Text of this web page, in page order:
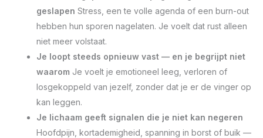
geslapen Stress, een te volle agenda of een burn-out
hebben hun sporen nagelaten. Je voelt dat rust alleen
niet meer volstaat.
Je loopt steeds opnieuw vast — en je begrijpt niet
waarom Je voelt je emotioneel leeg, verloren of
losgekoppeld van jezelf, zonder dat je er de vinger op
kan leggen.
Je lichaam geeft signalen die je niet kan negeren
Hoofdpijn, kortademigheid, spanning in borst of buik —